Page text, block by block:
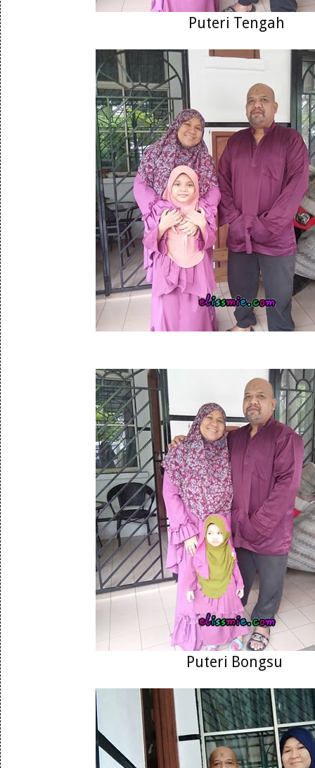
Puteri Tengah
Puteri Bongsu